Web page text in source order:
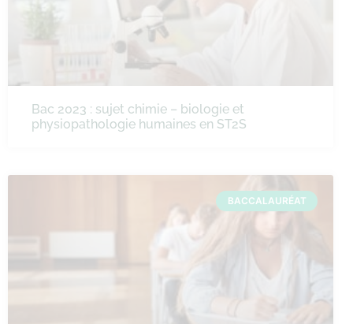
Bac 2023 : sujet chimie – biologie et
physiopathologie humaines en ST2S
BACCALAURÉAT